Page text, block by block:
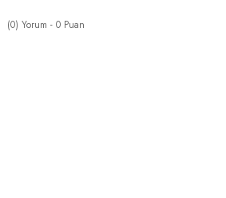
(0) Yorum - 0 Puan